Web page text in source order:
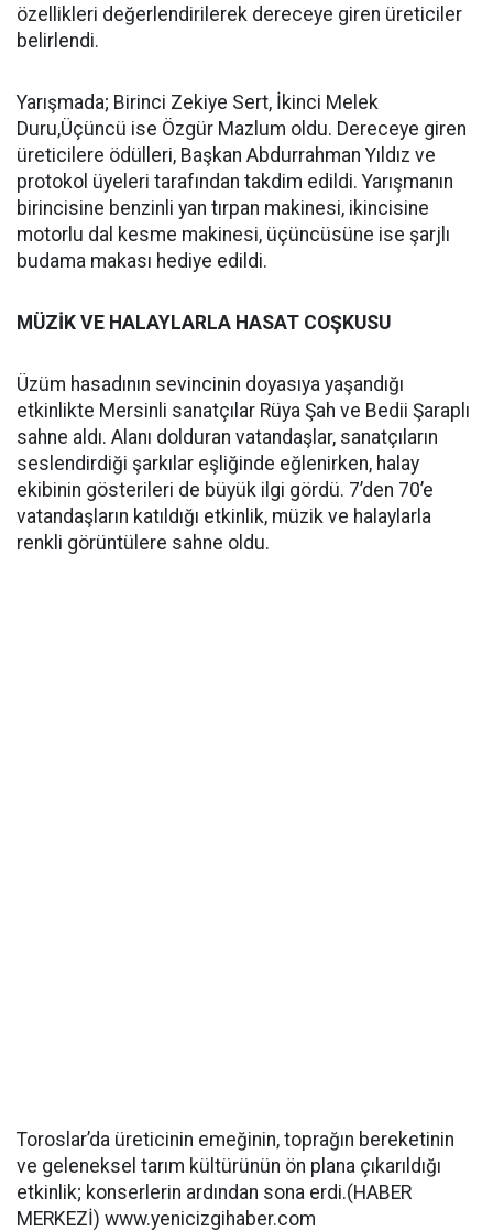
özellikleri değerlendirilerek dereceye giren üreticiler
belirlendi.
Yarışmada; Birinci Zekiye Sert, İkinci Melek
Duru,Üçüncü ise Özgür Mazlum oldu. Dereceye giren
üreticilere ödülleri, Başkan Abdurrahman Yıldız ve
protokol üyeleri tarafından takdim edildi. Yarışmanın
birincisine benzinli yan tırpan makinesi, ikincisine
motorlu dal kesme makinesi, üçüncüsüne ise şarjlı
budama makası hediye edildi.
MÜZİK VE HALAYLARLA HASAT COŞKUSU
Üzüm hasadının sevincinin doyasıya yaşandığı
etkinlikte Mersinli sanatçılar Rüya Şah ve Bedii Şaraplı
sahne aldı. Alanı dolduran vatandaşlar, sanatçıların
seslendirdiği şarkılar eşliğinde eğlenirken, halay
ekibinin gösterileri de büyük ilgi gördü. 7’den 70’e
vatandaşların katıldığı etkinlik, müzik ve halaylarla
renkli görüntülere sahne oldu.
Toroslar’da üreticinin emeğinin, toprağın bereketinin
ve geleneksel tarım kültürünün ön plana çıkarıldığı
etkinlik; konserlerin ardından sona erdi.(HABER
MERKEZİ) www.yenicizgihaber.com